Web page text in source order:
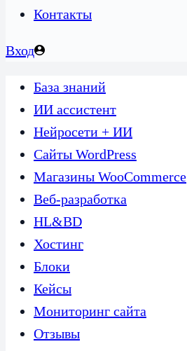
Контакты
Вход
База знаний
ИИ ассистент
Нейросети + ИИ
Сайты WordPress
Магазины WooCommerce
Веб-разработка
HL&BD
Хостинг
Блоки
Кейсы
Мониторинг сайта
Отзывы